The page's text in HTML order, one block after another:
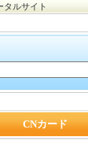
タルサイト
CNカード